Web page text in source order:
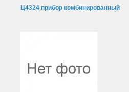
Ц4324 прибор комбинированный